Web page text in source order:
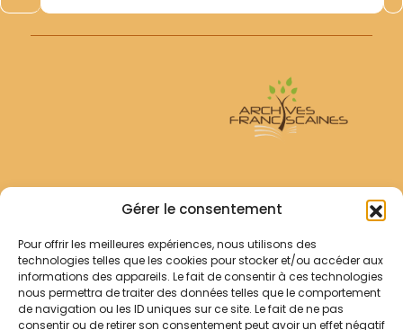
Gérer le consentement
Pour offrir les meilleures expériences, nous utilisons des
technologies telles que les cookies pour stocker et/ou accéder aux
informations des appareils. Le fait de consentir à ces technologies
nous permettra de traiter des données telles que le comportement
de navigation ou les ID uniques sur ce site. Le fait de ne pas
consentir ou de retirer son consentement peut avoir un effet négatif
Archives Franciscaines
RECHERCHER
Comment chercher ?
Les archives